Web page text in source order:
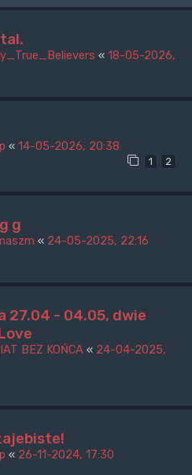
« 18-05-2026,
« 14-05-2026, 20:38
1 2
g
« 24-05-2025, 22:16
27.04 - 04.05, dwie
BEZ KOŃCA « 24-04-2025,
« 26-11-2024, 17:30